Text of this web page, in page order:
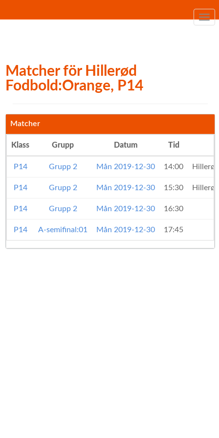
Matcher för Hillerød
Fodbold:Orange, P14
Matcher
Klass Grupp Datum Tid
P14 Grupp 2 Mån 2019-12-30 14:00
P14 Grupp 2 Mån 2019-12-30 15:30
P14 Grupp 2 Mån 2019-12-30 16:30
P14 A-semifinal:01 Mån 2019-12-30 17:45